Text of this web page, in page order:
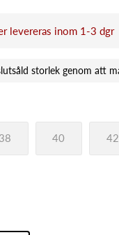
levereras inom 1-3 dgr
38 40 42